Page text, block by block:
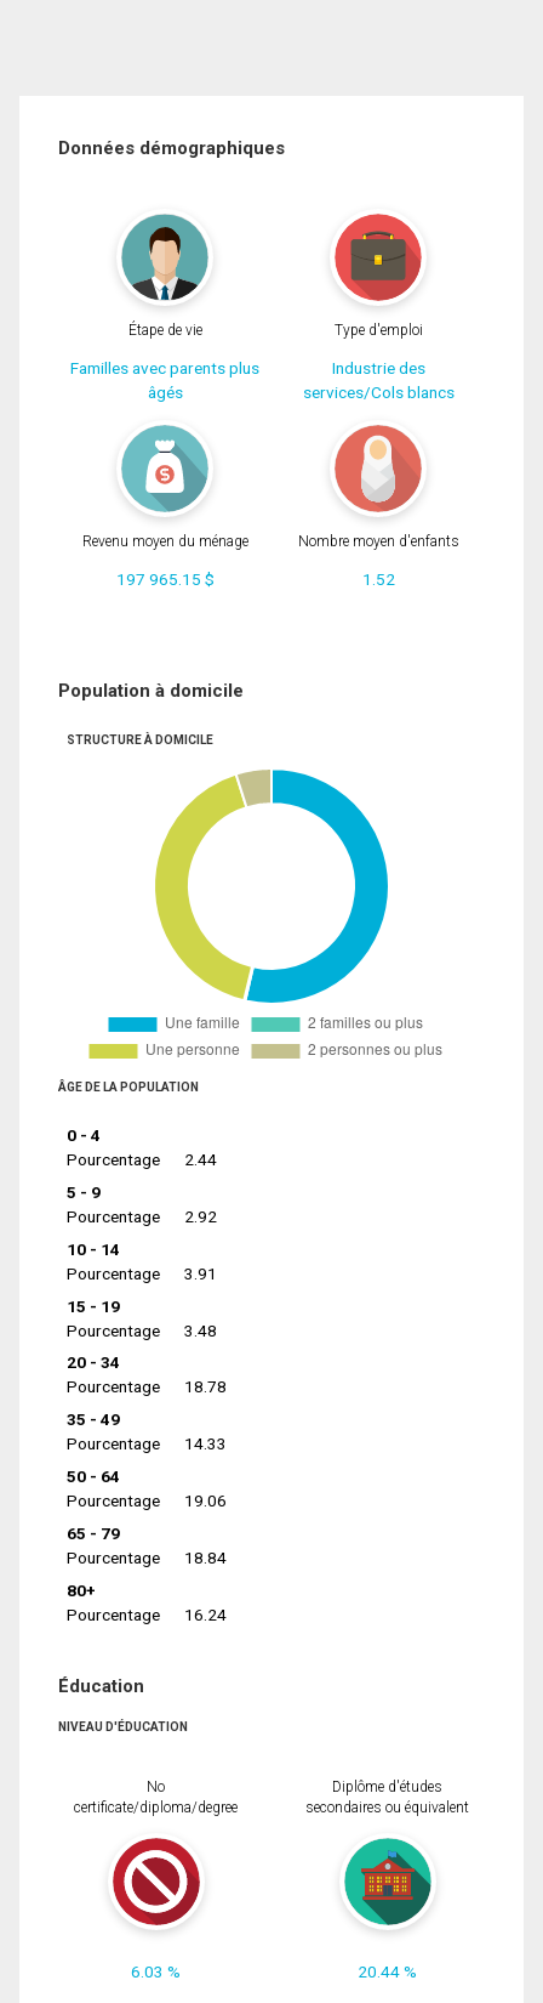
Données démographiques
Étape de vie
Familles avec parents plus
âgés
Type d'emploi
Industrie des
services/Cols blancs
Revenu moyen du ménage
197 965.15 $
Nombre moyen d'enfants
1.52
Population à domicile
STRUCTURE À DOMICILE
ÂGE DE LA POPULATION
0 - 4
Pourcentage
2.44
5 - 9
Pourcentage
2.92
10 - 14
Pourcentage
3.91
15 - 19
Pourcentage
3.48
20 - 34
Pourcentage
18.78
35 - 49
Pourcentage
14.33
50 - 64
Pourcentage
19.06
65 - 79
Pourcentage
18.84
80+
Pourcentage
16.24
Éducation
NIVEAU D'ÉDUCATION
No
certificate/diploma/degree
6.03 %
Diplôme d'études
secondaires ou équivalent
20.44 %